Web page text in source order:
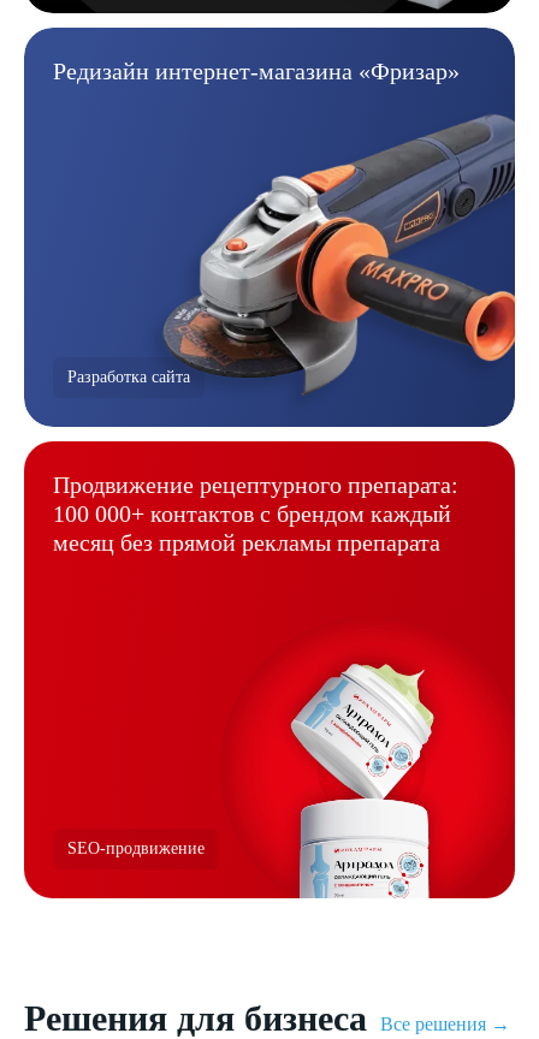
Редизайн интернет-магазина «Фризар»
Разработка сайта
Продвижение рецептурного препарата:
100 000+ контактов с брендом каждый
месяц без прямой рекламы препарата
SEO-продвижение
Решения для бизнеса Все решения →